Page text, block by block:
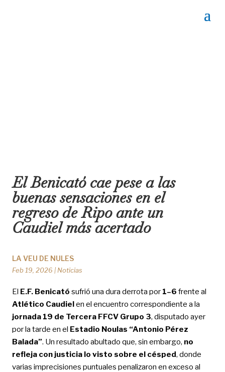
El Benicató cae pese a las
buenas sensaciones en el
regreso de Ripo ante un
Caudiel más acertado
LA VEU DE NULES
Feb 19, 2026 | Noticias
El E.F. Benicató sufrió una dura derrota por 1–6 frente al
Atlético Caudielen el encuentro correspondiente a la
jornada 19 de Tercera FFCV Grupo 3, disputado ayer
por la tarde en el Estadio Noulas “Antonio Pérez
Balada”. Un resultado abultado que, sin embargo, no
refleja con justicia lo visto sobre el césped, donde
varias imprecisiones puntuales penalizaron en exceso al